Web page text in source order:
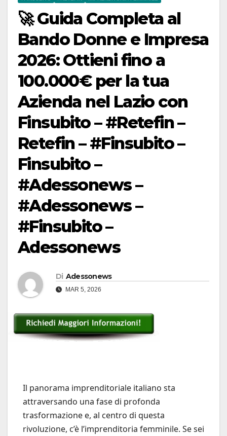
🚀 Guida Completa al
Bando Donne e Impresa
2026: Ottieni fino a
100.000€ per la tua
Azienda nel Lazio con
Finsubito – #Retefin –
Retefin – #Finsubito –
Finsubito –
#Adessonews –
#Adessonews –
#Finsubito –
Adessonews
Di Adessonews
MAR 5, 2026
Il panorama imprenditoriale italiano sta
attraversando una fase di profonda
trasformazione e, al centro di questa
rivoluzione, c’è l’imprenditoria femminile. Se sei